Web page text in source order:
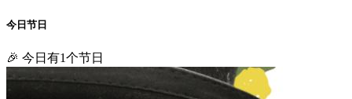
今日节日
🎉 今日有1个节日